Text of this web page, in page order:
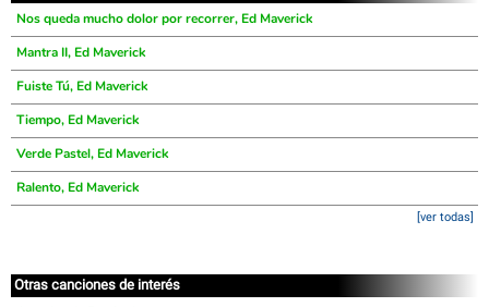
Nos queda mucho dolor por recorrer, Ed Maverick
Mantra II, Ed Maverick
Fuiste Tú, Ed Maverick
Tiempo, Ed Maverick
Verde Pastel, Ed Maverick
Ralento, Ed Maverick
[ver todas]
Otras canciones de interés